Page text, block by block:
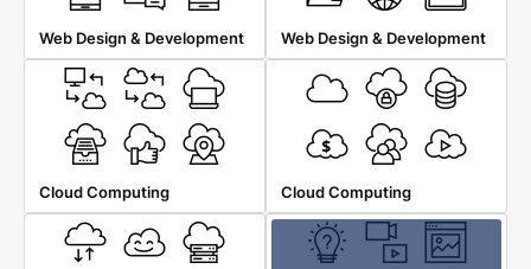
Web Design & Development Web Design & Development
Cloud Computing Cloud Computing